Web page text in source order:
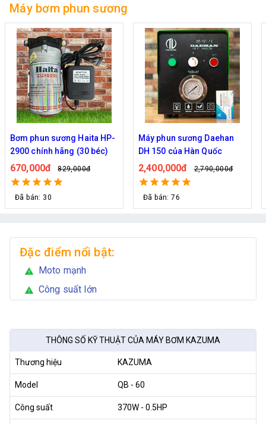
Máy bơm phun sương
Máy phun sương Daehan
DH 150 của Hàn Quốc
2,400,000đ 2,790,000đ
Đã bán: 76
Bơm phun sương Daehan
DH 6017 hỗ trợ từ 5 - 20 béc
690,000đ 800,000đ
Đã bán: 80
Đặc điểm nổi bật:
warning Moto mạnh
warning Công suất lớn
THÔNG SỐ KỸ THUẬT CỦA MÁY BƠM KAZUMA
Thương hiệu KAZUMA
Model QB - 60
Công suất 370W - 0.5HP